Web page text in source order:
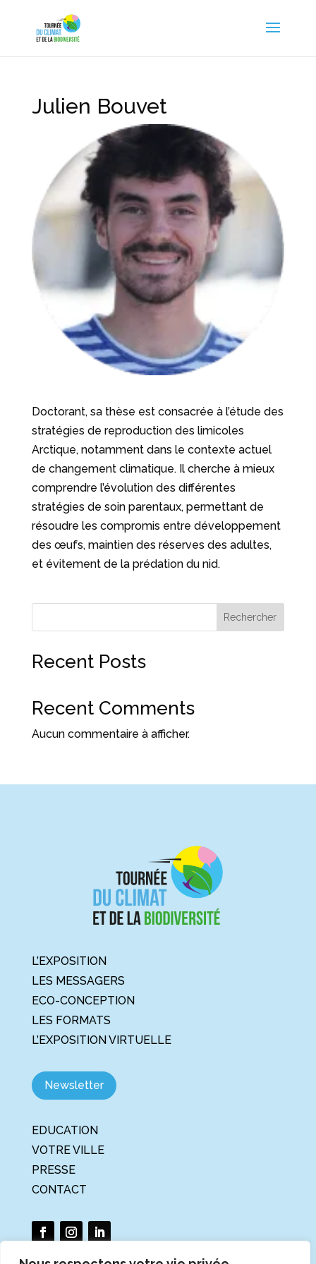
Julien Bouvet
Doctorant, sa thèse est consacrée à l’étude des
stratégies de reproduction des limicoles
Arctique, notamment dans le contexte actuel
de changement climatique. Il cherche à mieux
comprendre l’évolution des différentes
stratégies de soin parentaux, permettant de
résoudre les compromis entre développement
des œufs, maintien des réserves des adultes,
et évitement de la prédation du nid.
Rechercher
Recent Posts
Recent Comments
Aucun commentaire à afficher.
L’EXPOSITION
LES MESSAGERS
ECO-CONCEPTION
LES FORMATS
L’EXPOSITION VIRTUELLE
Newsletter
EDUCATION
VOTRE VILLE
PRESSE
CONTACT